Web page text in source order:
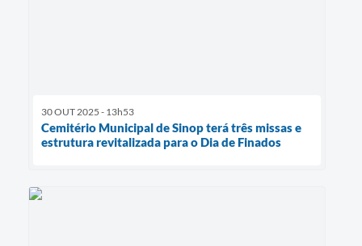
30 OUT 2025 - 13h53
Cemitério Municipal de Sinop terá três missas e
estrutura revitalizada para o Dia de Finados